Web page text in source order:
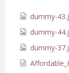
dummy-
dummy-
dummy-